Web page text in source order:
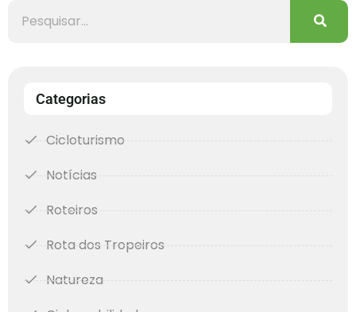
Categorias
Cicloturismo
Notícias
Roteiros
Rota dos Tropeiros
Natureza